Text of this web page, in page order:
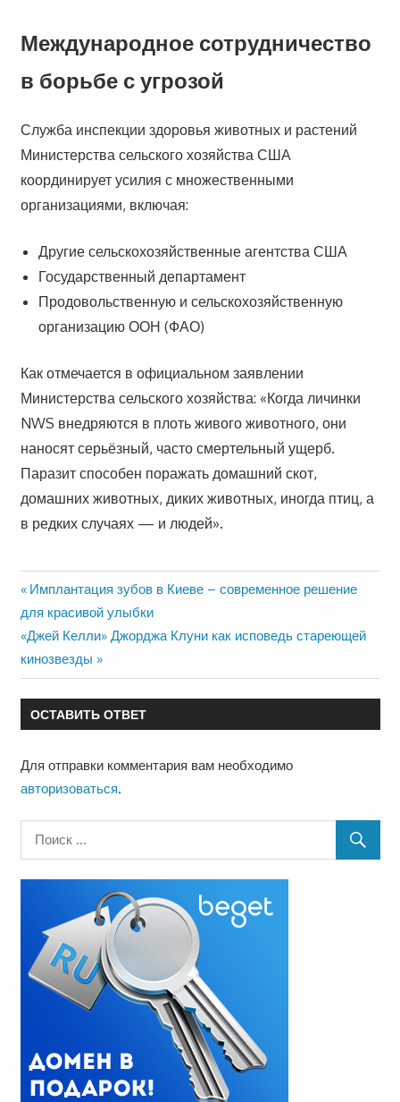
Международное сотрудничество
в борьбе с угрозой
Служба инспекции здоровья животных и растений
Министерства сельского хозяйства США
координирует усилия с множественными
организациями, включая:
Другие сельскохозяйственные агентства США
Государственный департамент
Продовольственную и сельскохозяйственную
организацию ООН (ФАО)
Как отмечается в официальном заявлении
Министерства сельского хозяйства: «Когда личинки
NWS внедряются в плоть живого животного, они
наносят серьёзный, часто смертельный ущерб.
Паразит способен поражать домашний скот,
домашних животных, диких животных, иногда птиц, а
в редких случаях — и людей».
Навигация
по
записям
Предыдущая
запись:
Имплантация зубов в Киеве – современное решение
для красивой улыбки
Следующая
запись:
«Джей Келли» Джорджа Клуни как исповедь стареющей
кинозвезды
ОСТАВИТЬ ОТВЕТ
Для отправки комментария вам необходимо
авторизоваться.